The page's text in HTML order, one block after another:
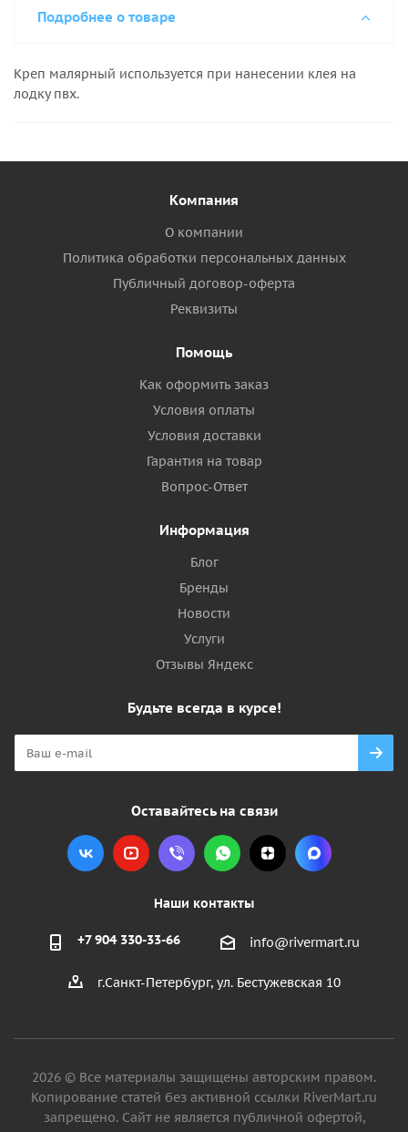
Подробнее о товаре
Креп малярный используется при нанесении клея на
лодку пвх.
Компания
О компании
Политика обработки персональных данных
Публичный договор-оферта
Реквизиты
Помощь
Как оформить заказ
Условия оплаты
Условия доставки
Гарантия на товар
Вопрос-Ответ
Информация
Блог
Бренды
Новости
Услуги
Отзывы Яндекс
Будьте всегда в курсе!
Оставайтесь на связи
Наши контакты
+7 904 330-33-66 info@rivermart.ru
г.Санкт-Петербург, ул. Бестужевская 10
2026 © Все материалы защищены авторским правом.
Копирование статей без активной ссылки RiverMart.ru
запрещено. Сайт не является публичной офертой,